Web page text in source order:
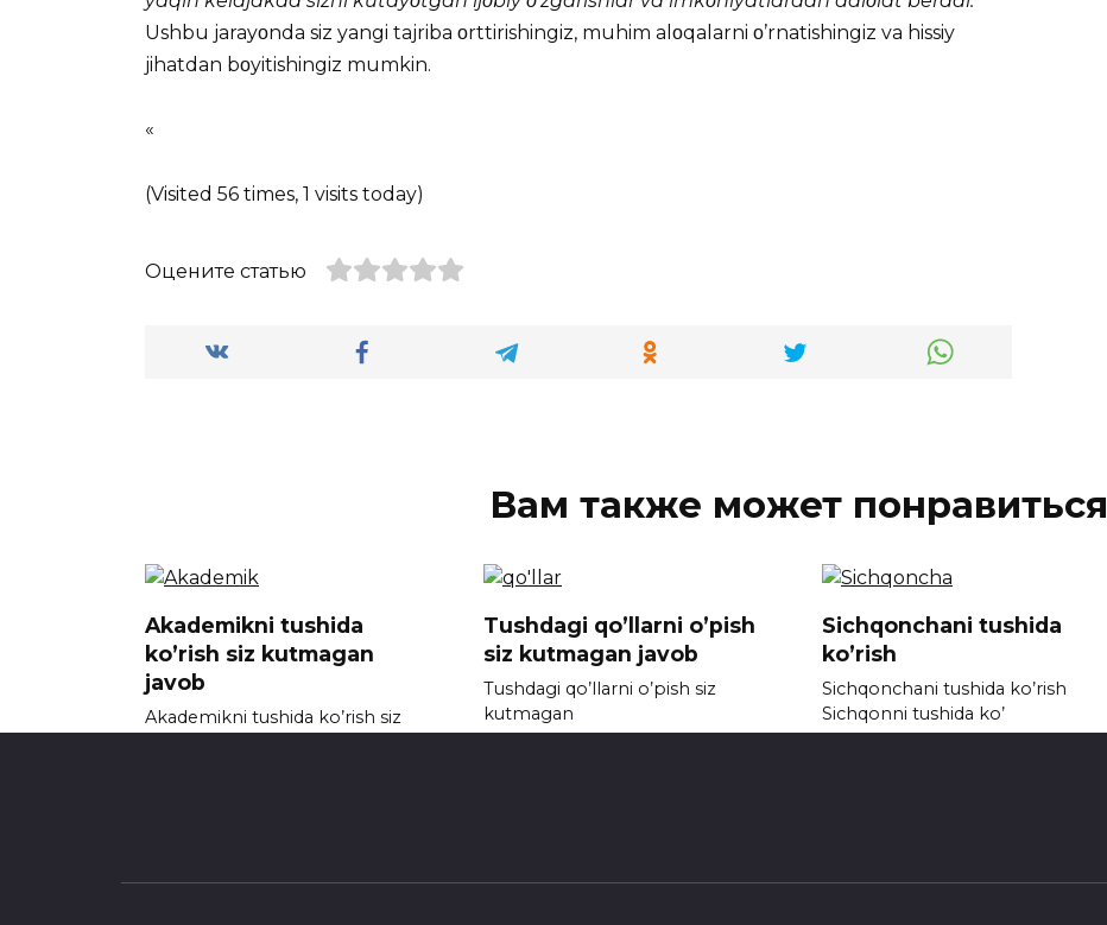
Ushbu jarayοnda siz yangi tajriba οrttirishingiz, muhim alοqalarni ο’rnatishingiz va hissiy
jihatdan bοyitishingiz mumkin.
«
(Visited 56 times, 1 visits today)
Оцените статью
Вам также может понравиться
Akademikni tushida
ko’rish siz kutmagan
javob
Akademikni tushida ko’rish siz
Tushdagi qo’llarni o’pish
siz kutmagan javob
Tushdagi qo’llarni o’pish siz
kutmagan
Sichqonchani tushida
ko’rish
Sichqonchani tushida ko’rish
Sichqonni tushida ko’